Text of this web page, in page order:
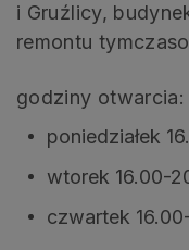
i Gruźlicy,
remontu
godziny otwarcia:
poniedziałek
wtorek 16.00-
czwartek